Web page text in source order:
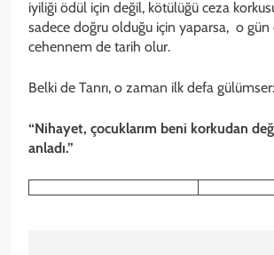
iyiliği ödül için değil, kötülüğü ceza
sadece doğru olduğu için yaparsa, o gün
cehennem de tarih olur.
Belki de Tanrı, o zaman ilk defa gülümser:
“Nihayet, çocuklarım beni korkudan
anladı.”